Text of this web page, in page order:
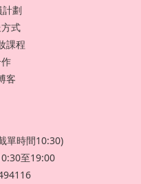
劃
式
課程
客
單時間10:30)
至19:00